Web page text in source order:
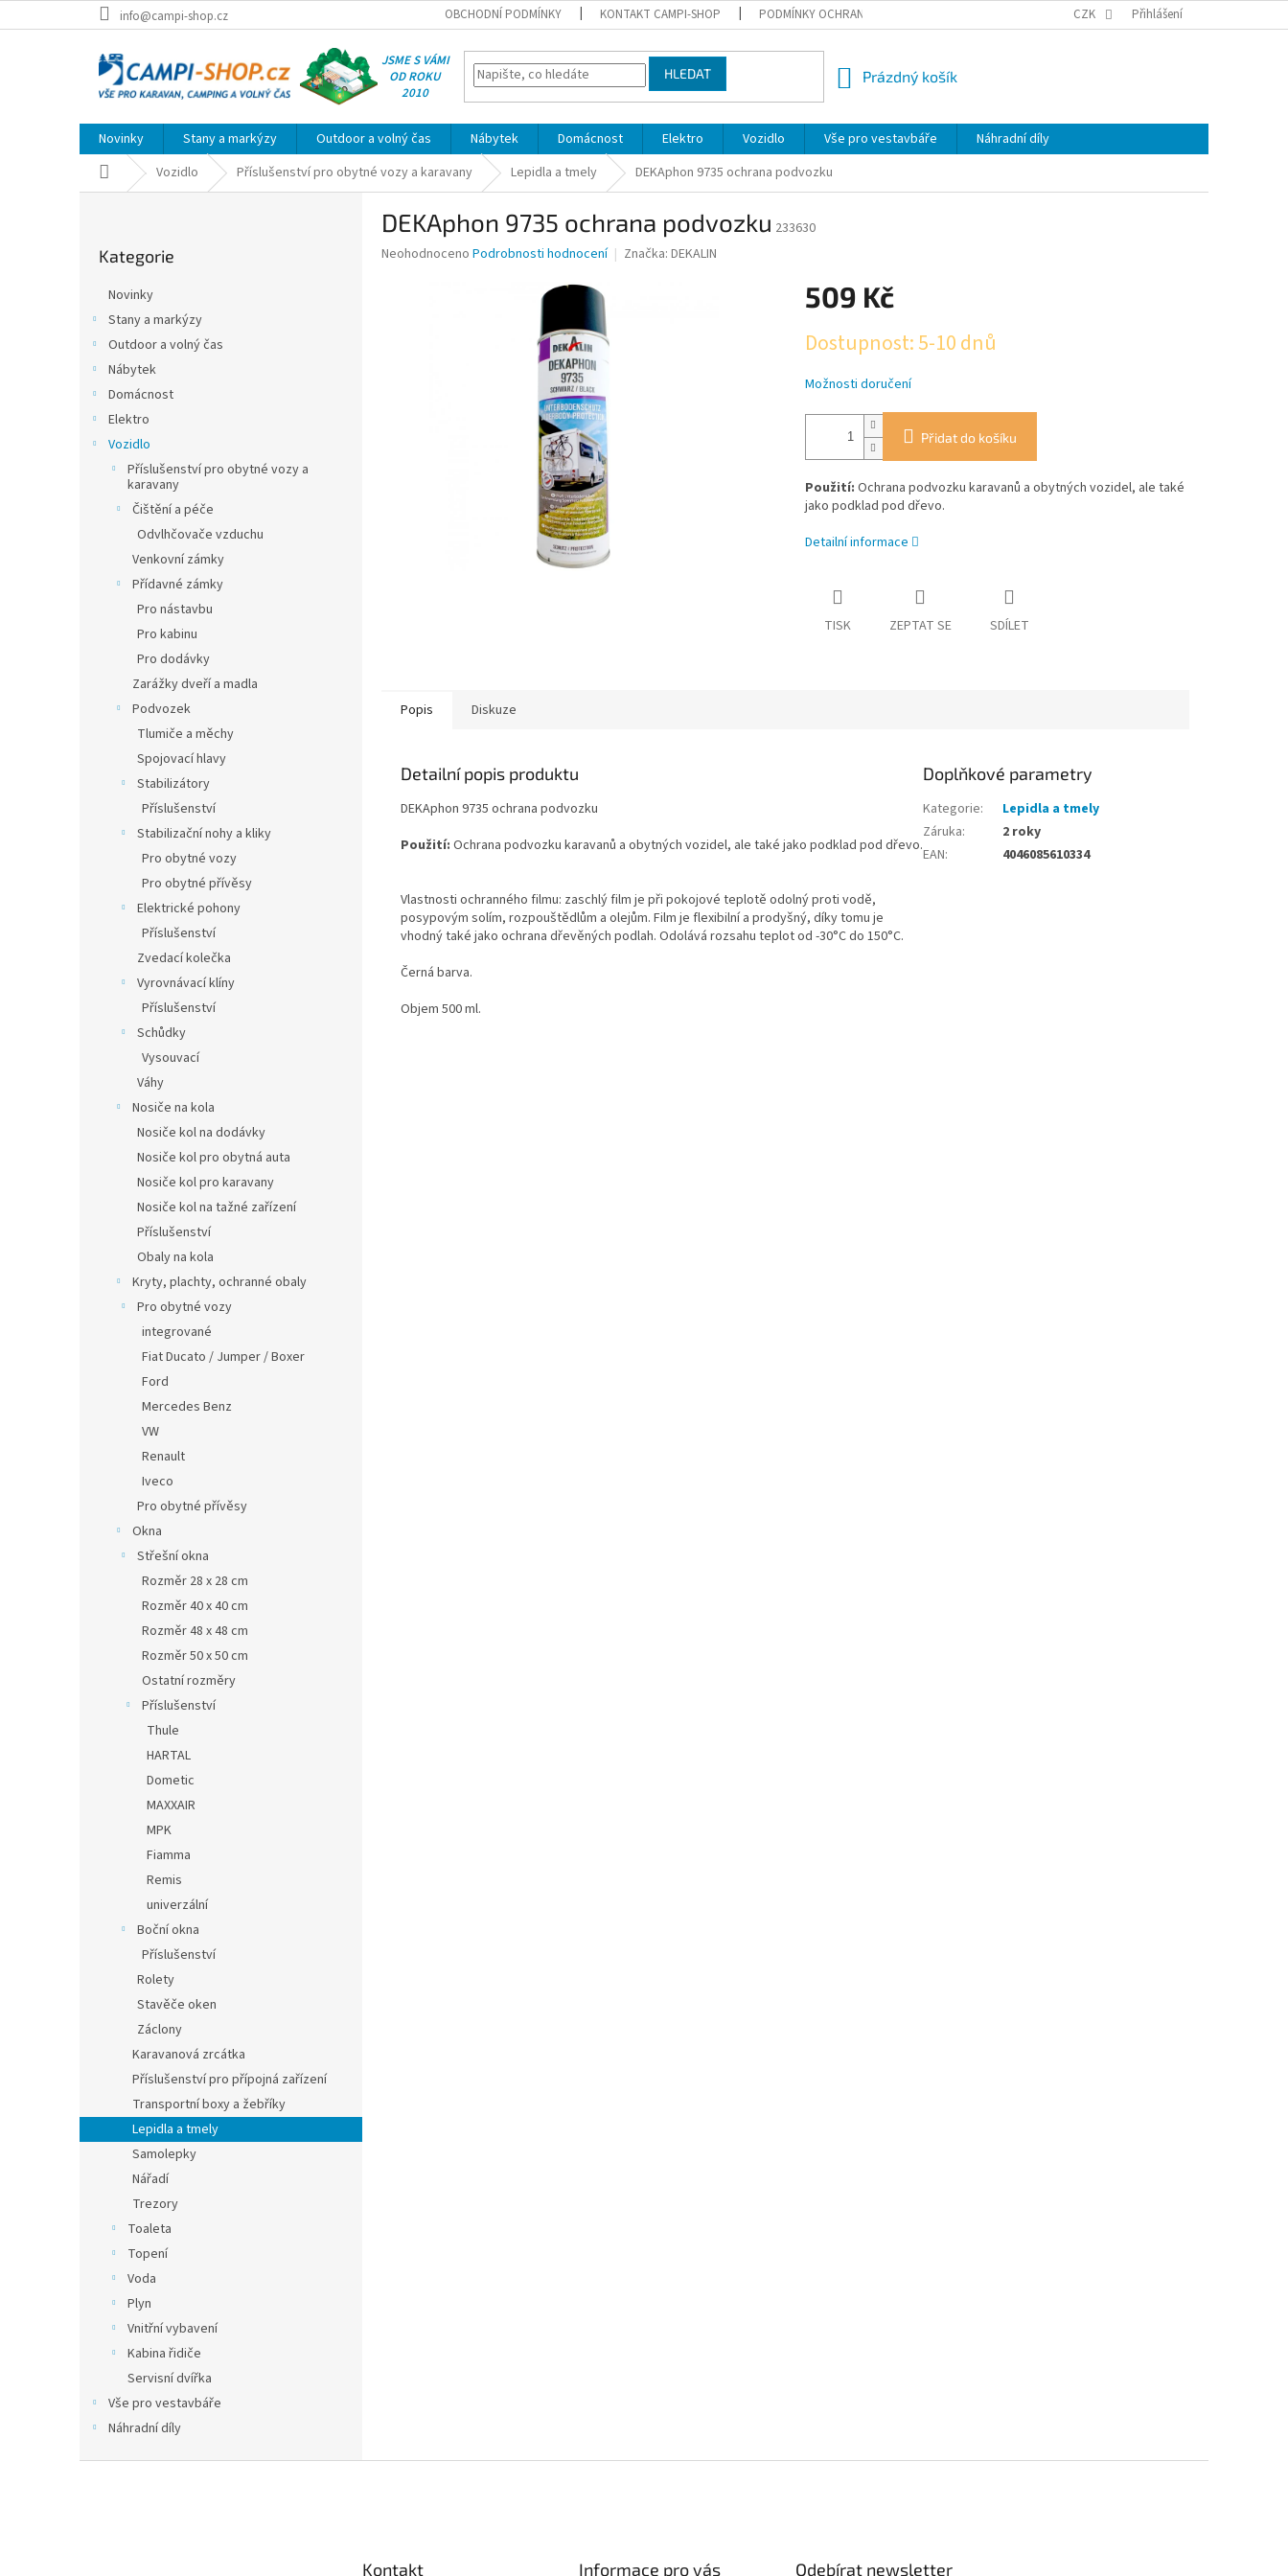
na
info@campi-shop.cz OBCHODNÍ PODMÍNKY KONTAKT CAMPI-SHOP PODMÍNKY OCHRANY OSOBNÍCH ÚDAJŮ REKLAMACE
CZK Přihlášení
JSME S VÁMI
OD ROKU
2010
HLEDAT
NÁKUPNÍ
Prázdný košík
Novinky Stany a markýzy Outdoor a volný čas Nábytek Domácnost Elektro Vozidlo Vše pro vestavbáře
Náhradní díly
Domů Vozidlo Příslušenství pro obytné vozy a karavany Lepidla a tmely DEKAphon 9735 ochrana podvozku
kategorie
Kategorie
Novinky
Stany a markýzy
Outdoor a volný čas
Nábytek
Domácnost
Elektro
Vozidlo
Příslušenství pro obytné vozy a
karavany
Čištění a péče
Odvlhčovače vzduchu
Venkovní zámky
Přídavné zámky
Pro nástavbu
Pro kabinu
Pro dodávky
Zarážky dveří a madla
Podvozek
Tlumiče a měchy
Spojovací hlavy
Stabilizátory
Příslušenství
Stabilizační nohy a kliky
Pro obytné vozy
Pro obytné přívěsy
Elektrické pohony
Příslušenství
Zvedací kolečka
Vyrovnávací klíny
Příslušenství
Schůdky
Vysouvací
Váhy
Nosiče na kola
Nosiče kol na dodávky
Nosiče kol pro obytná auta
Nosiče kol pro karavany
Nosiče kol na tažné zařízení
Příslušenství
Obaly na kola
Kryty, plachty, ochranné obaly
Pro obytné vozy
integrované
Fiat Ducato / Jumper / Boxer
Ford
Mercedes Benz
VW
Renault
Iveco
Pro obytné přívěsy
Okna
Střešní okna
Rozměr 28 x 28 cm
Rozměr 40 x 40 cm
Rozměr 48 x 48 cm
Rozměr 50 x 50 cm
Ostatní rozměry
Příslušenství
Thule
HARTAL
Dometic
MAXXAIR
MPK
Fiamma
Remis
univerzální
Boční okna
Příslušenství
Rolety
Stavěče oken
Záclony
Karavanová zrcátka
Příslušenství pro přípojná zařízení
Transportní boxy a žebříky
Lepidla a tmely
Samolepky
Nářadí
Trezory
Toaleta
Topení
Voda
Plyn
Vnitřní vybavení
Kabina řidiče
Servisní dvířka
Vše pro vestavbáře
Náhradní díly
DEKAphon 9735 ochrana podvozku 233630
Průměrné
Neohodnoceno Podrobnosti hodnocení Značka: DEKALIN
509 Kč
cena:
Dostupnost: 5-10 dnů
Možnosti doručení
Přidat do košíku
Použití: Ochrana podvozku karavanů a obytných vozidel, ale také
jako podklad pod dřevo.
Detailní informace
TISK ZEPTAT SE SDÍLET
Popis Diskuze
Detailní popis produktu
DEKAphon 9735 ochrana podvozku
Použití: Ochrana podvozku karavanů a obytných vozidel, ale také jako podklad pod dřevo.
Vlastnosti ochranného filmu: zaschlý film je při pokojové teplotě odolný proti vodě,
posypovým solím, rozpouštědlům a olejům. Film je flexibilní a prodyšný, díky tomu je
vhodný také jako ochrana dřevěných podlah. Odolává rozsahu teplot od -30°C do 150°C.
Černá barva.
Objem 500 ml.
Doplňkové parametry
Kategorie:
Lepidla a tmely
Záruka:
2 roky
EAN: 4046085610334
Kontakt Informace pro vás Odebírat newsletter